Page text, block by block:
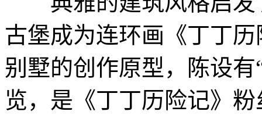
古堡成为连环画《丁丁
别墅的创作原型，陈设
览，是《丁丁历险记》粉